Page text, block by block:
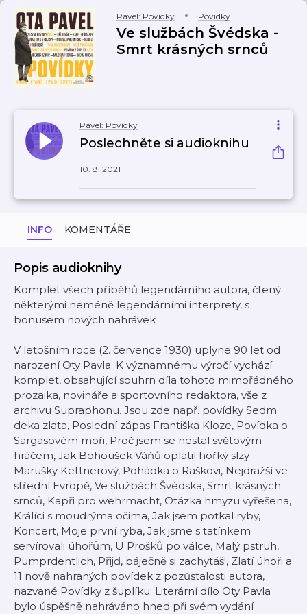
Pavel: Povídky Povídky
Ve službách Švédska -
Smrt krásných srnců
Pavel: Povídky
Poslechněte si audioknihu
10. 8. 2021
INFO KOMENTÁŘE
Popis audioknihy
Komplet všech příběhů legendárního autora, čtený
některými neméně legendárními interprety, s
bonusem nových nahrávek
V letošním roce (2. července 1930) uplyne 90 let od
narození Oty Pavla. K významnému výročí vychází
komplet, obsahující souhrn díla tohoto mimořádného
prozaika, novináře a sportovního redaktora, vše z
archivu Supraphonu. Jsou zde např. povídky Sedm
deka zlata, Poslední zápas Františka Kloze, Povídka o
Sargasovém moři, Proč jsem se nestal světovým
hráčem, Jak Bohoušek Váňů oplatil hořký slzy
Marušky Kettnerový, Pohádka o Raškovi, Nejdražší ve
střední Evropě, Ve službách Švédska, Smrt krásných
srnců, Kapři pro wehrmacht, Otázka hmyzu vyřešena,
Králíci s moudrýma očima, Jak jsem potkal ryby,
Koncert, Moje první ryba, Jak jsme s tatínkem
servírovali úhořům, U Prošků po válce, Malý pstruh,
Pumprdentlich, Přijď, báječně si zachytáš!, Zlatí úhoři a
11 nově nahraných povídek z pozůstalosti autora,
nazvané Povídky z šuplíku. Literární dílo Oty Pavla
bylo úspěšně nahráváno hned při svém vydání